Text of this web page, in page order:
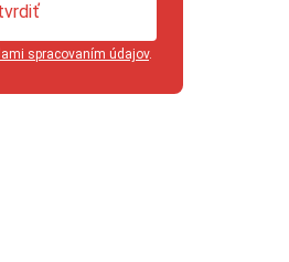
spracovaním údajov.